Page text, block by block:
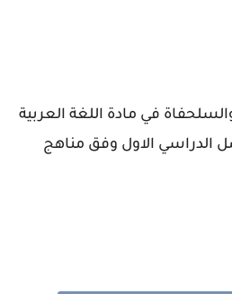
في مادة اللغة العربية
الدراسي الاول وفق مناهج